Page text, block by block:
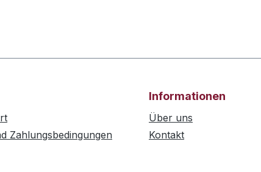
Zahlungsbedingungen
Informationen
Über uns
Kontakt